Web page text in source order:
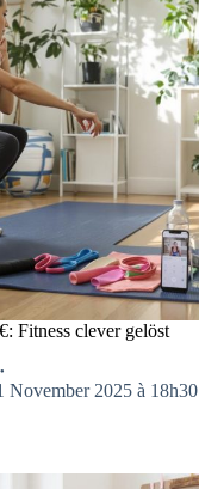
Fitness clever gelöst
November 2025 à 18h30